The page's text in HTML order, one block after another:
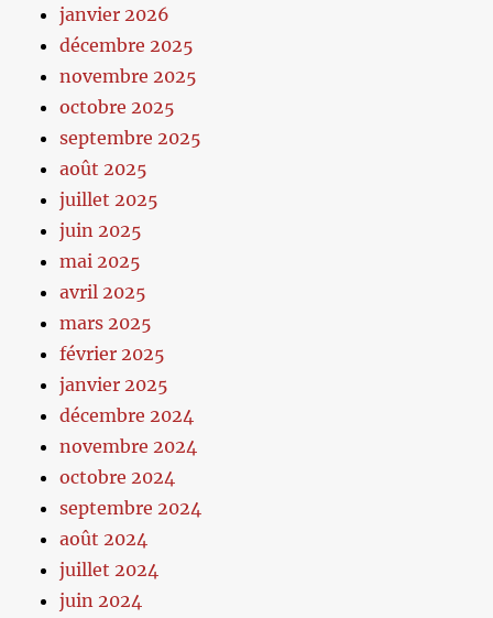
janvier 2026
décembre 2025
novembre 2025
octobre 2025
septembre 2025
août 2025
juillet 2025
juin 2025
mai 2025
avril 2025
mars 2025
février 2025
janvier 2025
décembre 2024
novembre 2024
octobre 2024
septembre 2024
août 2024
juillet 2024
juin 2024